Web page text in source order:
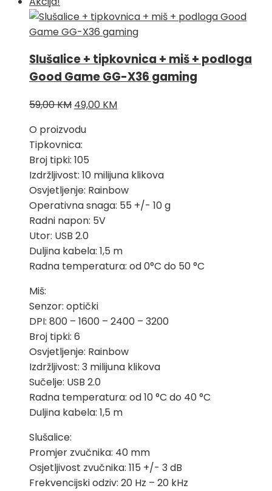
Slušalice + tipkovnica + miš + podloga
Good Game GG-X36 gaming
59,00KM Izvorna
bila
je:
59,00 KM.
49,00 KMTrenutna
O proizvodu
Tipkovnica:
Broj tipki: 105
Izdržljivost: 10 milijuna klikova
Osvjetljenje: Rainbow
Operativna snaga: 55 +/- 10 g
Radni napon: 5V
Utor: USB 2.0
Duljina kabela: 1,5 m
Radna temperatura: od 0°C do 50 °C
Miš:
Senzor: optički
DPI: 800 – 1600 – 2400 – 3200
Broj tipki: 6
Osvjetljenje: Rainbow
Izdržljivost: 3 milijuna klikova
Sučelje: USB 2.0
Radna temperatura: od 10 °C do 40 °C
Duljina kabela: 1,5 m
Slušalice:
Promjer zvučnika: 40 mm
Osjetljivost zvučnika: 115 +/- 3 dB
Frekvencijski odziv: 20 Hz – 20 kHz